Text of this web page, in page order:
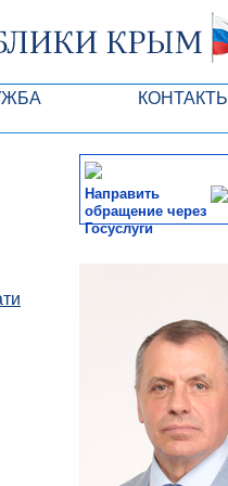
КОНТАКТЫ
Направить
обращение через
Госуслуги